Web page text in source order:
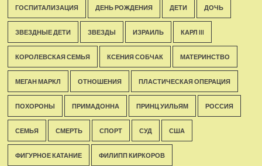
ГОСПИТАЛИЗАЦИЯ ДЕНЬ РОЖДЕНИЯ ДЕТИ ДОЧЬ
ЗВЕЗДНЫЕ ДЕТИ ЗВЕЗДЫ ИЗРАИЛЬ КАРЛ III
КОРОЛЕВСКАЯ СЕМЬЯ КСЕНИЯ СОБЧАК МАТЕРИНСТВО
МЕГАН МАРКЛ ОТНОШЕНИЯ ПЛАСТИЧЕСКАЯ ОПЕРАЦИЯ
ПОХОРОНЫ ПРИМАДОННА ПРИНЦ УИЛЬЯМ РОССИЯ
СЕМЬЯ СМЕРТЬ СПОРТ СУД США
ФИГУРНОЕ КАТАНИЕ ФИЛИПП КИРКОРОВ